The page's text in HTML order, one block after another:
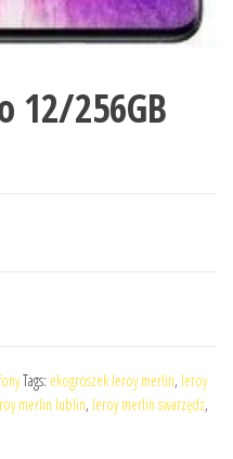
12/256GB
Tags: ekogroszek leroy merlin, leroy
merlin lublin, leroy merlin swarzędz,